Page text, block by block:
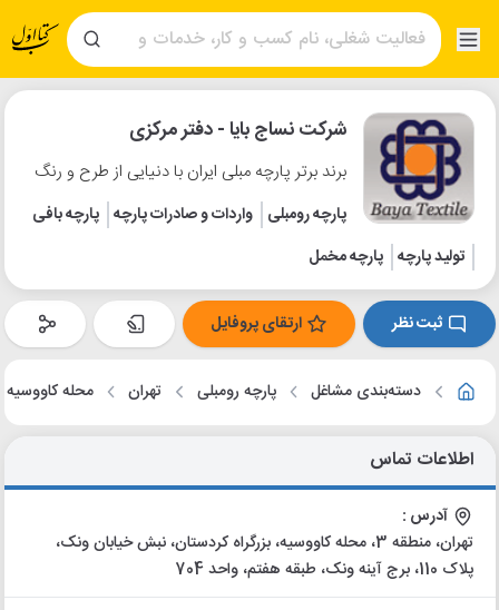
شرکت نساج بایا - دفتر مرکزی
برند برتر پارچه مبلی ایران با دنیایی از طرح و رنگ
پارچه رومبلی واردات و صادرات پارچه پارچه بافی
تولید پارچه پارچه مخمل
ثبت نظر ارتقای پروفایل
دسته‌بندی مشاغل پارچه رومبلی تهران محله کاووسیه
اطلاعات تماس
آدرس :
تهران، منطقه 3، محله کاووسیه، بزرگراه کردستان، نبش خیابان ونک،
پلاک 110، برج آینه ونک، طبقه هفتم، واحد 704